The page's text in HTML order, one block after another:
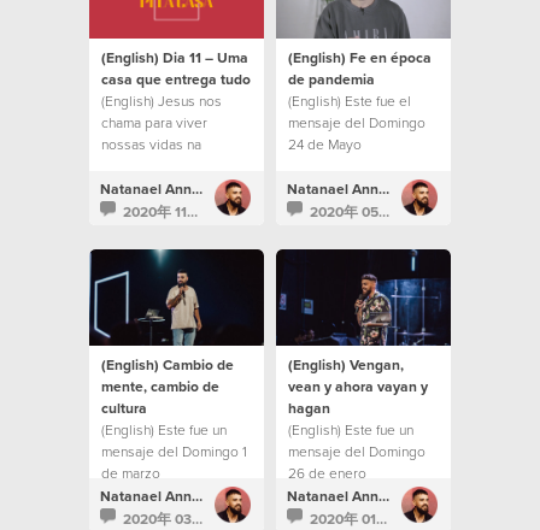
(English) Dia 11 – Uma
casa que entrega tudo
(English) Jesus nos
chama para viver
nossas vidas na
Natanael Annacondia
2020年 11月 7日
(English) Fe en época
de pandemia
(English) Este fue el
mensaje del Domingo
24 de Mayo
Natanael Annacondia
2020年 05月 25日
(English) Cambio de
mente, cambio de
cultura
(English) Este fue un
mensaje del Domingo 1
de marzo
Natanael Annacondia
2020年 03月 1日
(English) Vengan,
vean y ahora vayan y
hagan
(English) Este fue un
mensaje del Domingo
26 de enero
Natanael Annacondia
2020年 01月 26日